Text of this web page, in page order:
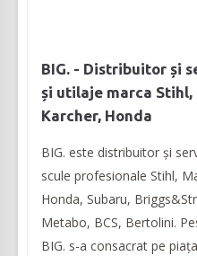
BIG. - Distribuitor și
și utilaje marca Stihl,
Karcher, Honda
BIG. este distribuitor și
scule profesionale Stihl,
Honda, Subaru,
Metabo, BCS, Bertolini.
BIG. s-a consacrat pe